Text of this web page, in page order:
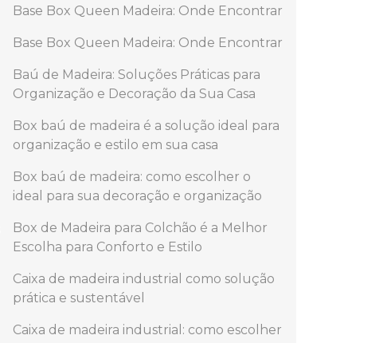
Base Box Queen Madeira: Onde Encontrar
Base Box Queen Madeira: Onde Encontrar
Baú de Madeira: Soluções Práticas para
Organização e Decoração da Sua Casa
Box baú de madeira é a solução ideal para
organização e estilo em sua casa
Box baú de madeira: como escolher o
ideal para sua decoração e organização
Box de Madeira para Colchão é a Melhor
Escolha para Conforto e Estilo
Caixa de madeira industrial como solução
prática e sustentável
Caixa de madeira industrial: como escolher